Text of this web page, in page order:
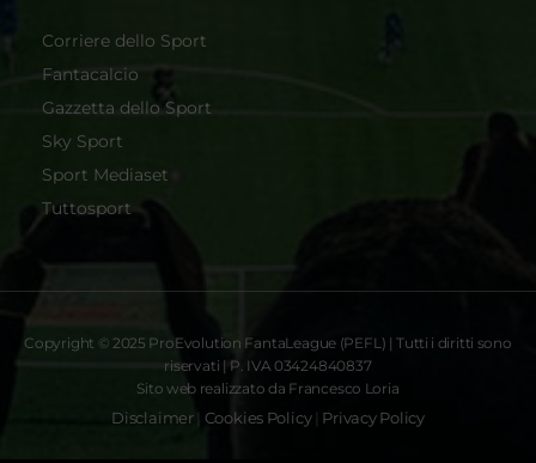
Corriere dello Sport
Fantacalcio
Gazzetta dello Sport
Sky Sport
Sport Mediaset
Tuttosport
Copyright © 2025 ProEvolution FantaLeague (PEFL) | Tutti i diritti sono
riservati | P. IVA 03424840837
Sito web realizzato da Francesco Loria
Disclaimer Cookies Policy| Privacy Policy